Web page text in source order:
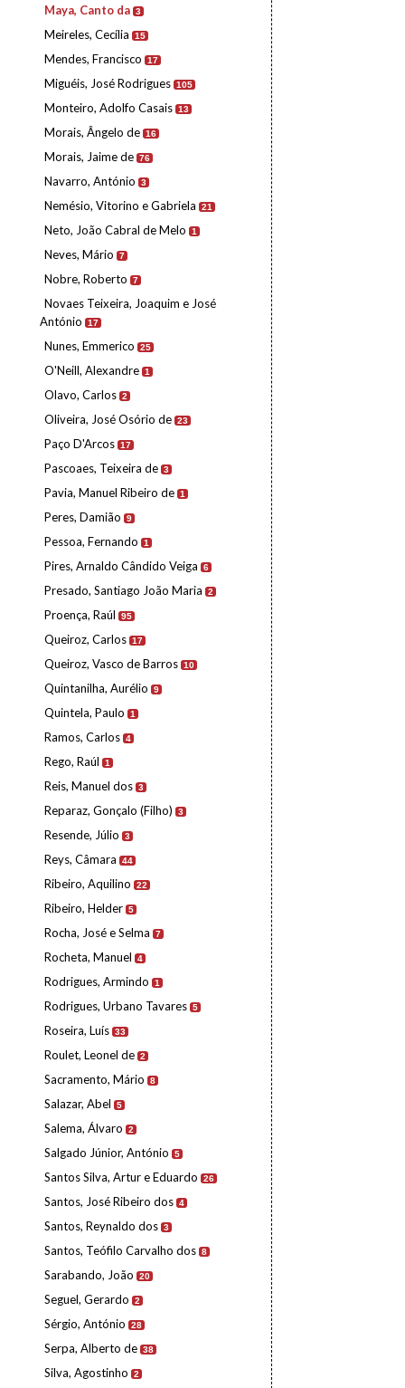
Maya, Canto da 3
Meireles, Cecília 15
Mendes, Francisco 17
Miguéis, José Rodrigues 105
Monteiro, Adolfo Casais 13
Morais, Ângelo de 16
Morais, Jaime de 76
Navarro, António 3
Nemésio, Vitorino e Gabriela 21
Neto, João Cabral de Melo 1
Neves, Mário 7
Nobre, Roberto 7
Novaes Teixeira, Joaquim e José
António
17
Nunes, Emmerico 25
O'Neill, Alexandre 1
Olavo, Carlos 2
Oliveira, José Osório de 23
Paço D'Arcos 17
Pascoaes, Teixeira de 3
Pavia, Manuel Ribeiro de 1
Peres, Damião 9
Pessoa, Fernando 1
Pires, Arnaldo Cândido Veiga 6
Presado, Santiago João Maria 2
Proença, Raúl 95
Queiroz, Carlos 17
Queiroz, Vasco de Barros 10
Quintanilha, Aurélio 9
Quintela, Paulo 1
Ramos, Carlos 4
Rego, Raúl 1
Reis, Manuel dos 3
Reparaz, Gonçalo (Filho) 3
Resende, Júlio 3
Reys, Câmara 44
Ribeiro, Aquilino 22
Ribeiro, Helder 5
Rocha, José e Selma 7
Rocheta, Manuel 4
Rodrigues, Armindo 1
Rodrigues, Urbano Tavares 5
Roseira, Luís 33
Roulet, Leonel de 2
Sacramento, Mário 8
Salazar, Abel 5
Salema, Álvaro 2
Salgado Júnior, António 5
Santos Silva, Artur e Eduardo 26
Santos, José Ribeiro dos 4
Santos, Reynaldo dos 3
Santos, Teófilo Carvalho dos 8
Sarabando, João 20
Seguel, Gerardo 2
Sérgio, António 28
Serpa, Alberto de 38
Silva, Agostinho 2